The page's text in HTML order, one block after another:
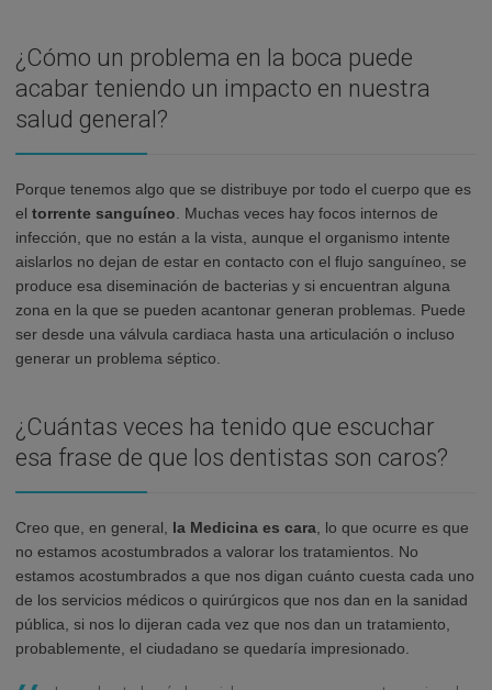
¿Cómo un problema en la boca puede
acabar teniendo un impacto en nuestra
salud general?
Porque tenemos algo que se distribuye por todo el cuerpo que es
el torrente sanguíneo . Muchas veces hay focos internos de
infección, que no están a la vista, aunque el organismo intente
aislarlos no dejan de estar en contacto con el flujo sanguíneo, se
produce esa diseminación de bacterias y si encuentran alguna
zona en la que se pueden acantonar generan problemas. Puede
ser desde una válvula cardiaca hasta una articulación o incluso
generar un problema séptico.
¿Cuántas veces ha tenido que escuchar
esa frase de que los dentistas son caros?
Creo que, en general, la Medicina es cara , lo que ocurre es que
no estamos acostumbrados a valorar los tratamientos. No
estamos acostumbrados a que nos digan cuánto cuesta cada uno
de los servicios médicos o quirúrgicos que nos dan en la sanidad
pública, si nos lo dijeran cada vez que nos dan un tratamiento,
probablemente, el ciudadano se quedaría impresionado.